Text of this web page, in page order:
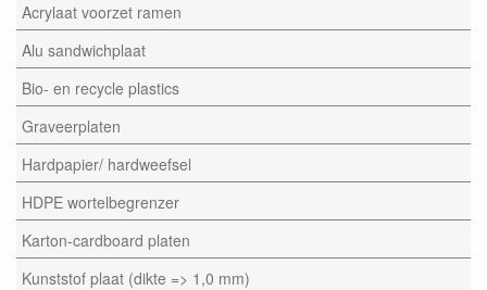
Acrylaat voorzet ramen
Alu sandwichplaat
Bio- en recycle plastics
Graveerplaten
Hardpapier/ hardweefsel
HDPE wortelbegrenzer
Karton-cardboard platen
Kunststof plaat (dikte => 1,0 mm)